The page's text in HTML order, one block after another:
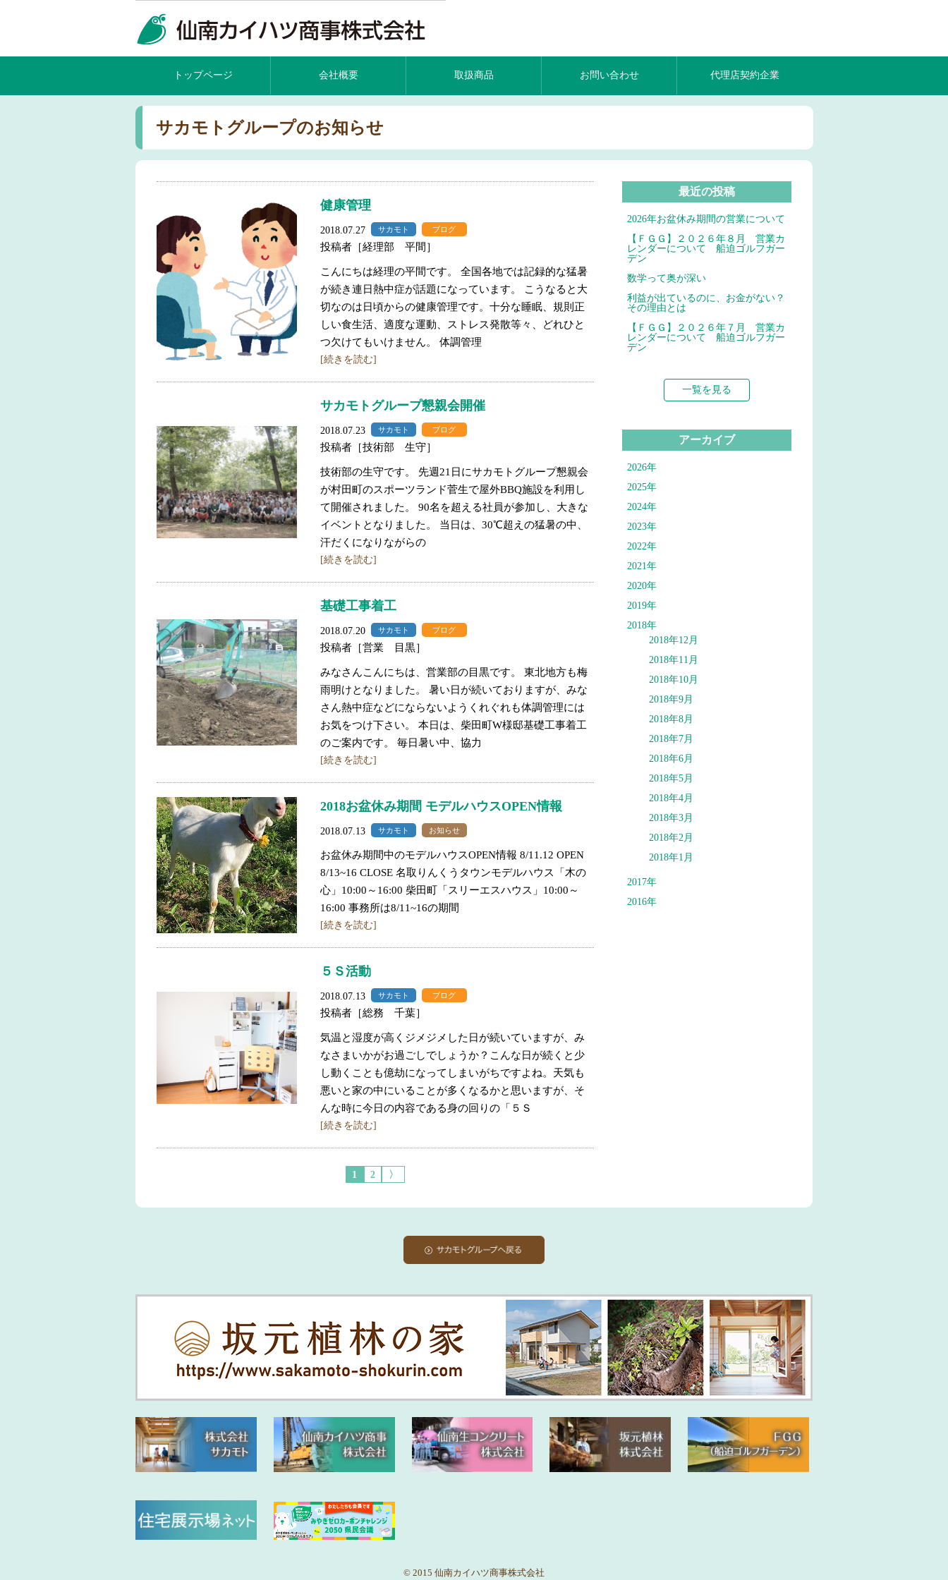
トップページ 会社概要 取扱商品 お問い合わせ 代理店契約企業
サカモトグループのお知らせ
健康管理
2018.07.27 サカモト ブログ
投稿者［経理部 平間］
こんにちは経理の平間です。 全国各地では記録的な猛暑
が続き連日熱中症が話題になっています。 こうなると大
切なのは日頃からの健康管理です。十分な睡眠、規則正
しい食生活、適度な運動、ストレス発散等々、どれひと
つ欠けてもいけません。 体調管理
[続きを読む]
サカモトグループ懇親会開催
2018.07.23 サカモト ブログ
投稿者［技術部 生守］
技術部の生守です。 先週21日にサカモトグループ懇親会
が村田町のスポーツランド菅生で屋外BBQ施設を利用し
て開催されました。 90名を超える社員が参加し、大きな
イベントとなりました。 当日は、30℃超えの猛暑の中、
汗だくになりながらの
[続きを読む]
基礎工事着工
2018.07.20 サカモト ブログ
投稿者［営業 目黒］
みなさんこんにちは、営業部の目黒です。 東北地方も梅
雨明けとなりました。 暑い日が続いておりますが、みな
さん熱中症などにならないようくれぐれも体調管理には
お気をつけ下さい。 本日は、柴田町W様邸基礎工事着工
のご案内です。 毎日暑い中、協力
[続きを読む]
2018お盆休み期間 モデルハウスOPEN情報
2018.07.13 サカモト お知らせ
お盆休み期間中のモデルハウスOPEN情報 8/11.12 OPEN
8/13~16 CLOSE 名取りんくうタウンモデルハウス「木の
心」10:00～16:00 柴田町「スリーエスハウス」10:00～
16:00 事務所は8/11~16の期間
[続きを読む]
５Ｓ活動
2018.07.13 サカモト ブログ
投稿者［総務 千葉］
気温と湿度が高くジメジメした日が続いていますが、み
なさまいかがお過ごしでしょうか？こんな日が続くと少
し動くことも億劫になってしまいがちですよね。天気も
悪いと家の中にいることが多くなるかと思いますが、そ
んな時に今日の内容である身の回りの「５Ｓ
[続きを読む]
1 2 〉
最近の投稿
2026年お盆休み期間の営業について
【ＦＧＧ】２０２６年８月 営業カ
レンダーについて 船迫ゴルフガー
デン
数学って奥が深い
利益が出ているのに、お金がない？
その理由とは
【ＦＧＧ】２０２６年７月 営業カ
レンダーについて 船迫ゴルフガー
デン
一覧を見る
アーカイブ
2026年
2025年
2024年
2023年
2022年
2021年
2020年
2019年
2018年
2018年12月
2018年11月
2018年10月
2018年9月
2018年8月
2018年7月
2018年6月
2018年5月
2018年4月
2018年3月
2018年2月
2018年1月
2017年
2016年
© 2015 仙南カイハツ商事株式会社